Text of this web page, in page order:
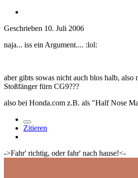
Geschrieben 10. Juli 2006
naja... iss ein Argument.... :lol:
aber gibts sowas nicht auch blos halb, also
Stoßfänger fürn CG9???
also bei Honda.com z.B. als "Half Nose
Zitieren
->Fahr' richtig, oder fahr' nach hause!<-